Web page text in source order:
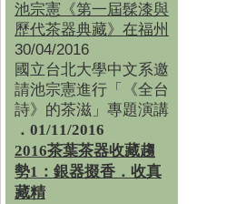
池宗憲《第一屆髹漆與
歷代茶器典藏》在福州
30/04/2016
國立台北大學中文系邀
請池宗憲進行「《全台
詩》的茶滋」專題演講
．01/11/2016
2016茶葉茶器收藏趨
勢1：銀器掇香．收真
藏精